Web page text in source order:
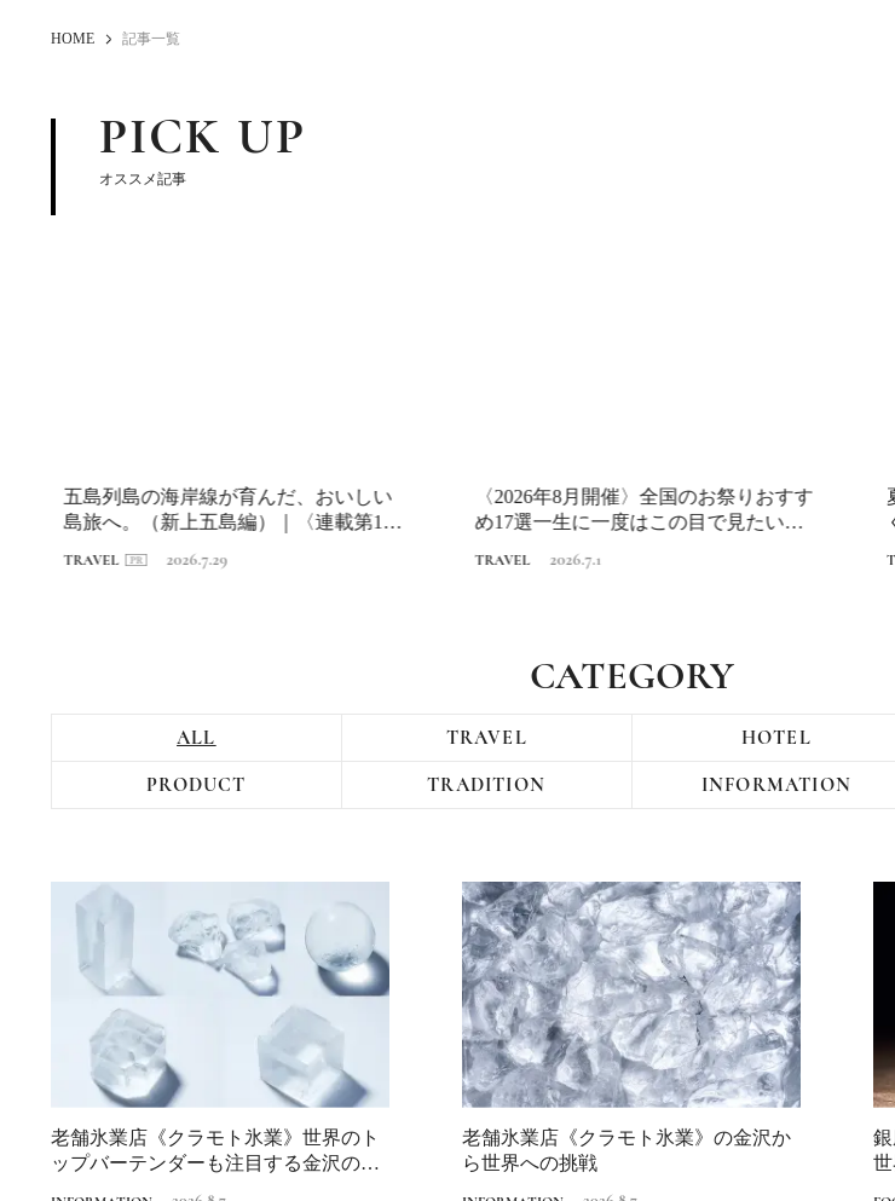
HOME 記事一覧
PICK UP
オススメ記事
五島列島の海岸線が育んだ、おいしい
島旅へ。（新上五島編）｜〈連載第1
TRAVEL 2026.7.29
〈2026年8月開催〉全国のお祭りおすす
め17選一生に一度はこの目で見たい！
TRAVEL 2026.7.1
CATEGORY
ALL TRAVEL HOTEL
PRODUCT
TRADITION INFORMATION
老舗氷業店《クラモト氷業》世界のト
ップバーテンダーも注目する金沢の氷
老舗氷業店《クラモト氷業》の金沢か
ら世界への挑戦